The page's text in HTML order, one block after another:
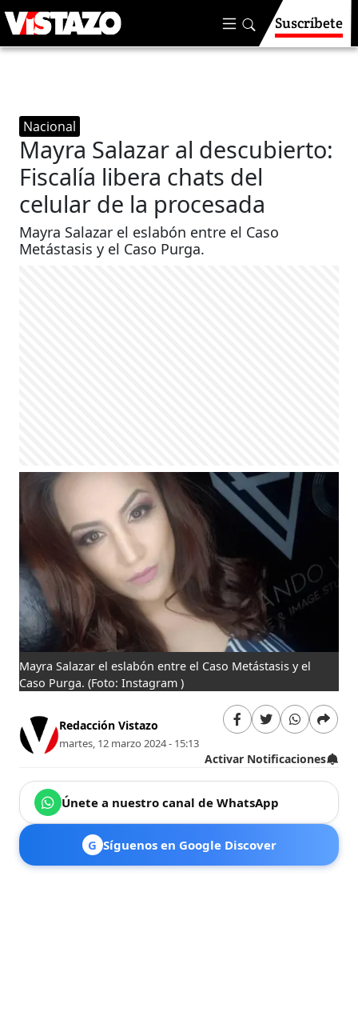
Suscríbete
Nacional
Mayra Salazar al descubierto:
Fiscalía libera chats del
celular de la procesada
Mayra Salazar el eslabón entre el Caso
Metástasis y el Caso Purga.
Mayra Salazar el eslabón entre el Caso Metástasis y el
Caso Purga. (Foto: Instagram )
Redacción Vistazo
martes, 12 marzo 2024 - 15:13
Activar Notificaciones
Únete a nuestro canal de WhatsApp
G Síguenos en Google Discover